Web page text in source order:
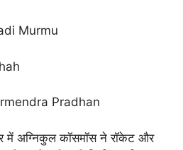
Murmu
Pradhan
में अग्निकुल कॉसमॉस ने रॉकेट और